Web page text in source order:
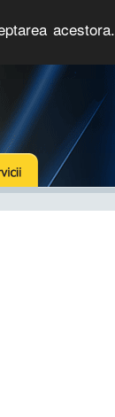
acestora.